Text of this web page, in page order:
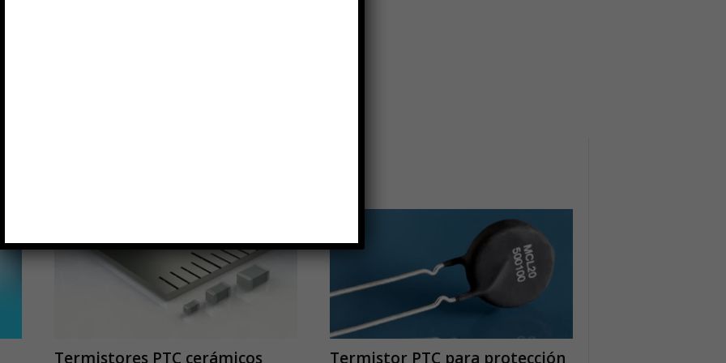
Termistores PTC cerámicos
Termistor PTC para protección